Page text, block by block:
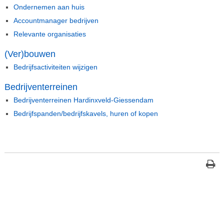
Ondernemen aan huis
Accountmanager bedrijven
Relevante organisaties
(Ver)bouwen
Bedrijfsactiviteiten wijzigen
Bedrijventerreinen
Bedrijventerreinen Hardinxveld-Giessendam
Bedrijfspanden/bedrijfskavels, huren of kopen